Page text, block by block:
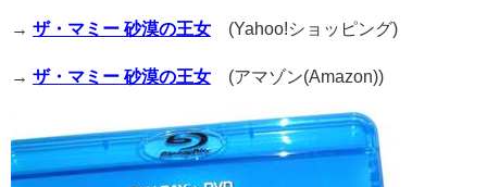
→ ザ・マミー 砂漠の王女 (Yahoo!ショッピング)
→ ザ・マミー 砂漠の王女 (アマゾン(Amazon))